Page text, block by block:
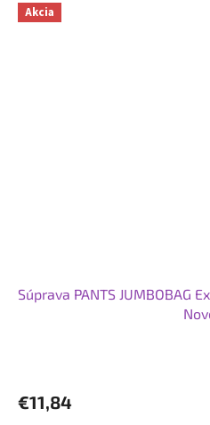
Akcia
Súprava PANTS JUMBOBAG
€11,84